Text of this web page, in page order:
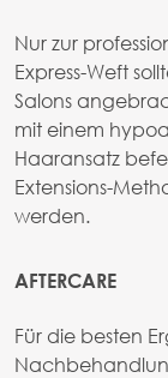
Nur zur
Express-Weft
Salons
mit einem
Haaransatz
Extensions-
werden.
AFTERCARE
Für die besten